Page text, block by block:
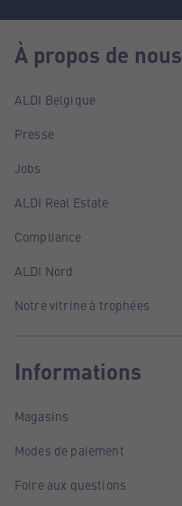
À propos de nous
ALDI Belgique
Presse
Jobs
ALDI Real Estate
Compliance
ALDI Nord
Notre vitrine à trophées
Informations
Magasins
Modes de paiement
Foire aux questions